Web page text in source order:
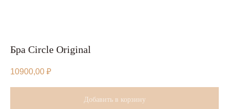
Бра Circle Original
10900,00 ₽
Добавить в корзину